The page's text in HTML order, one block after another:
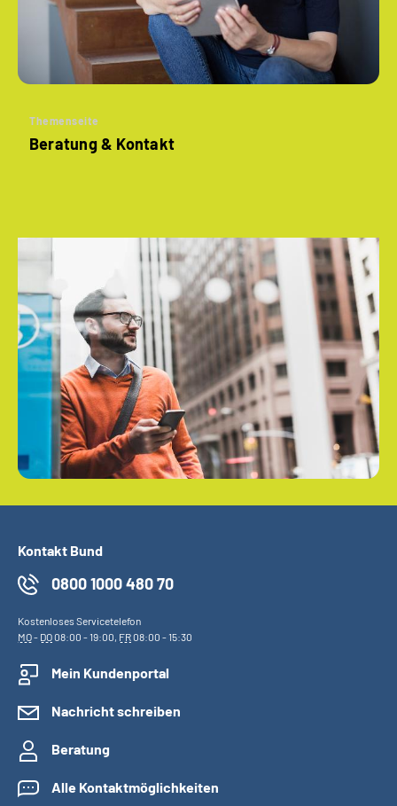
Themenseite
Beratung & Kontakt
Kontakt Bund
0800 1000 480 70
Kostenloses Servicetelefon
MO- DO08:00 - 19:00, FR08:00 - 15:30
Mein Kundenportal
Nachricht schreiben
Beratung
Alle Kontaktmöglichkeiten